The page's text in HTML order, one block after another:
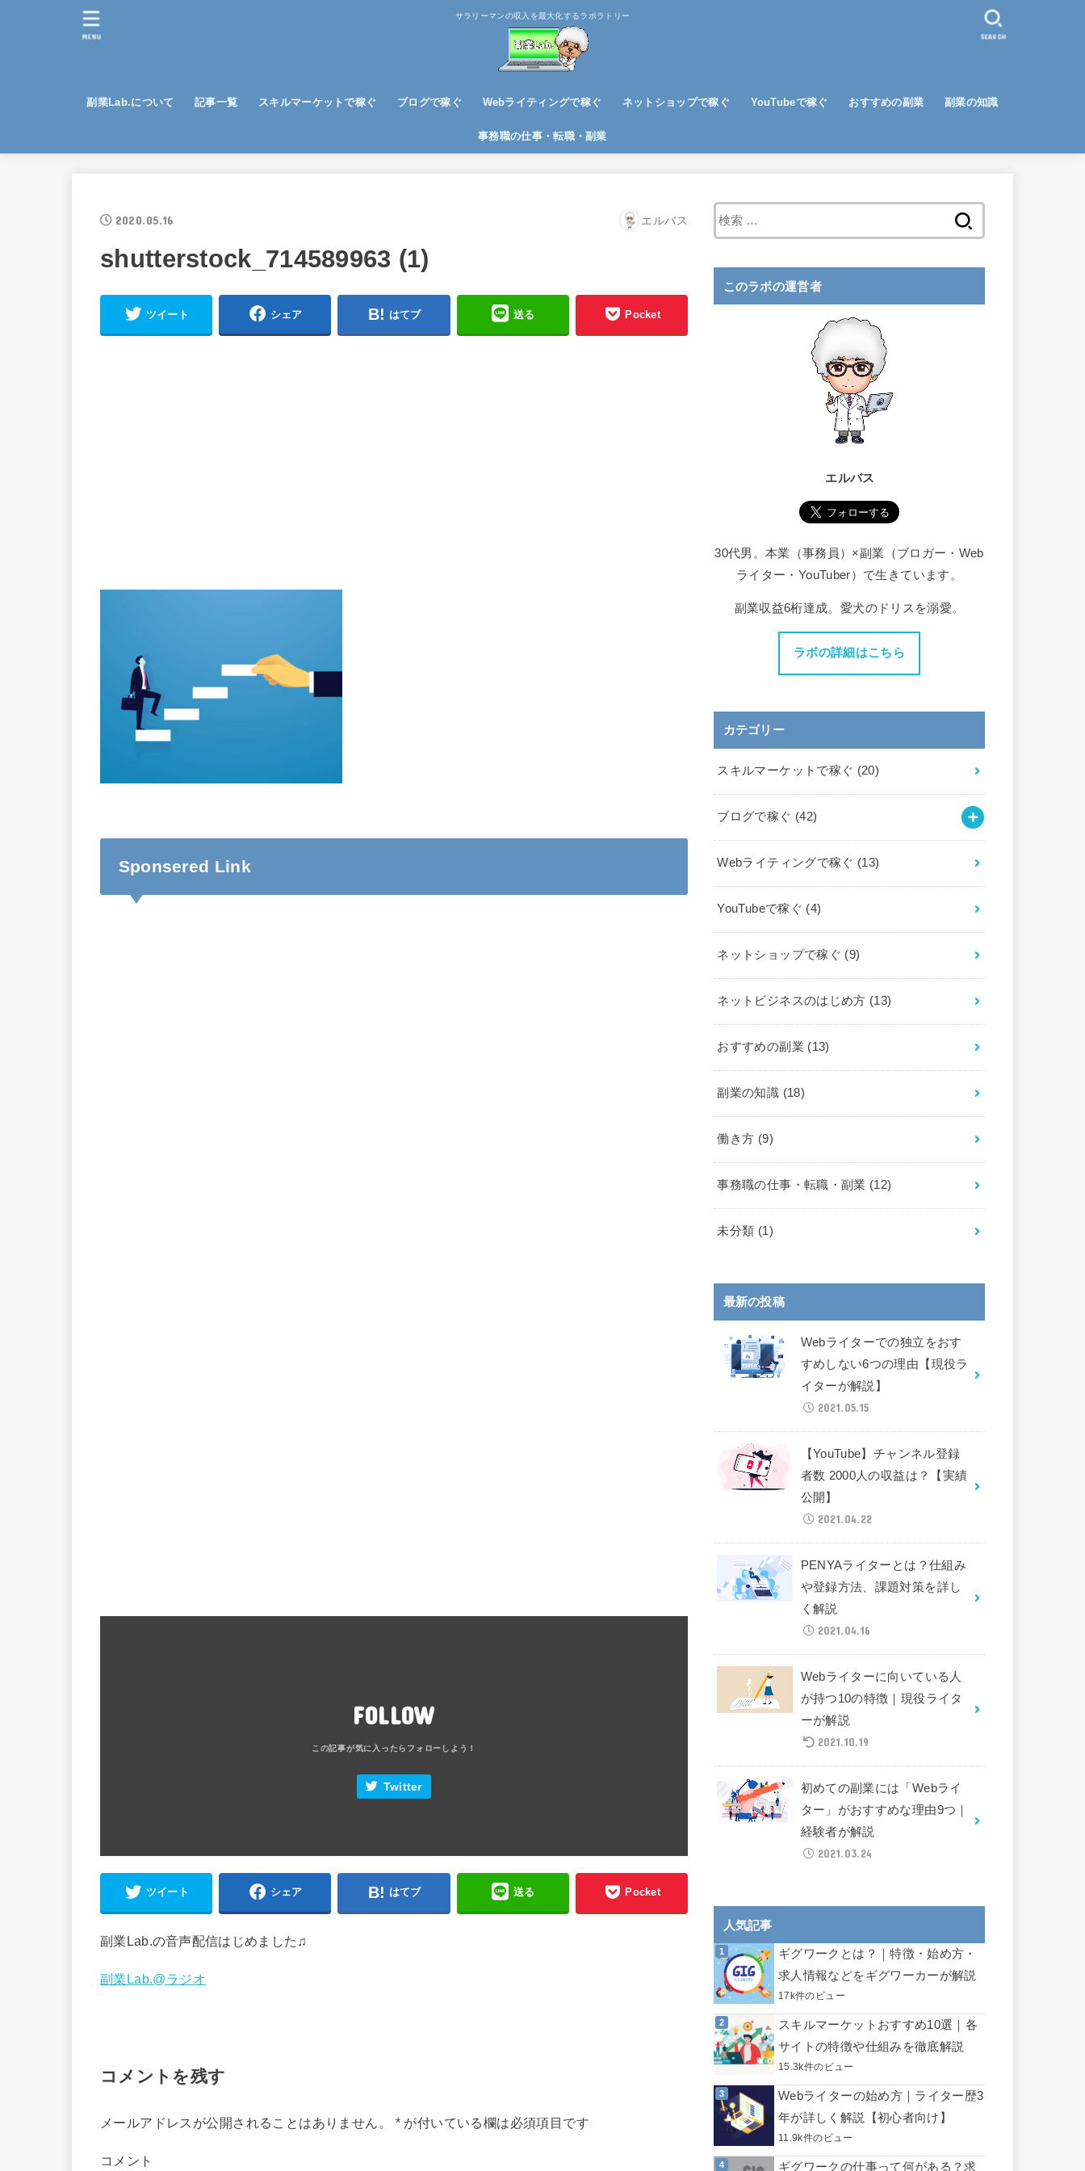
サラリーマンの収入を最大化するラボラトリー
副業Lab.について 記事一覧 スキルマーケットで稼ぐ ブログで稼ぐ
アフィリエイトで稼ぐ
Webライティングで稼ぐ ネットショップで稼ぐ YouTubeで稼ぐ おすすめの副業 副業の知識
事務職の仕事・転職・副業
SEARCH
MENU
2020.05.16 エルバス
shutterstock_714589963 (1)
ツイート シェア はてブ 送る Pocket
Sponsered Link
FOLLOW
Twitter
ツイート シェア はてブ 送る Pocket
副業Lab.の音声配信はじめました♫
副業Lab.@ラジオ
コメントを残す
メールアドレスが公開されることはありません。 *が付いている欄は必須項目です
コメント
索
このラボの運営者
エルバス
30代男。本業（事務員）×副業（ブロガー・Web
ライター・YouTuber）で生きています。
副業収益6桁達成。愛犬のドリスを溺愛。
ラボの詳細はこちら
カテゴリー
スキルマーケットで稼ぐ (20)
ブログで稼ぐ (42)
Webライティングで稼ぐ (13)
YouTubeで稼ぐ (4)
ネットショップで稼ぐ (9)
ネットビジネスのはじめ方 (13)
おすすめの副業 (13)
副業の知識 (18)
働き方 (9)
事務職の仕事・転職・副業 (12)
未分類 (1)
最新の投稿
Webライターでの独立をおす
すめしない6つの理由【現役ラ
イターが解説】
2021.05.15
【YouTube】チャンネル登録
者数 2000人の収益は？【実績
公開】
2021.04.22
PENYAライターとは？仕組み
や登録方法、課題対策を詳し
く解説
2021.04.16
Webライターに向いている人
が持つ10の特徴｜現役ライタ
ーが解説
2021.10.19
初めての副業には「Webライ
ター」がおすすめな理由9つ｜
経験者が解説
2021.03.24
人気記事
ギグワークとは？｜特徴・始め方・
求人情報などをギグワーカーが解説
17k件のビュー
スキルマーケットおすすめ10選｜各
サイトの特徴や仕組みを徹底解説
15.3k件のビュー
Webライターの始め方｜ライター歴3
年が詳しく解説【初心者向け】
11.9k件のビュー
ギグワークの仕事って何がある？求